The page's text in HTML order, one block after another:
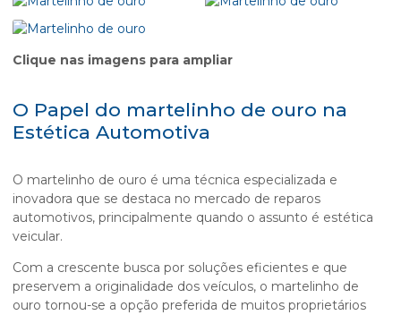
Clique nas imagens para ampliar
O Papel do martelinho de ouro na
Estética Automotiva
O martelinho de ouro é uma técnica especializada e
inovadora que se destaca no mercado de reparos
automotivos, principalmente quando o assunto é estética
veicular.
Com a crescente busca por soluções eficientes e que
preservem a originalidade dos veículos, o martelinho de
ouro tornou-se a opção preferida de muitos proprietários